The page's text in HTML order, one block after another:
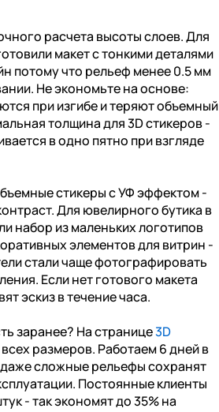
расчета высоты слоев. Для
макет с тонкими деталями
потому что рельеф менее 0.5 мм
Не экономьте на основе:
при изгибе и теряют объемный
толщина для 3D стикеров -
в одно пятно при взгляде
стикеры с УФ эффектом -
Для ювелирного бутика в
набор из маленьких логотипов
элементов для витрин -
стали чаще фотографировать
Если нет готового макета
эскиз в течение часа.
заранее? На странице3D
размеров. Работаем 6 дней в
сложные рельефы сохранят
Постоянные клиенты
- так экономят до 35% на